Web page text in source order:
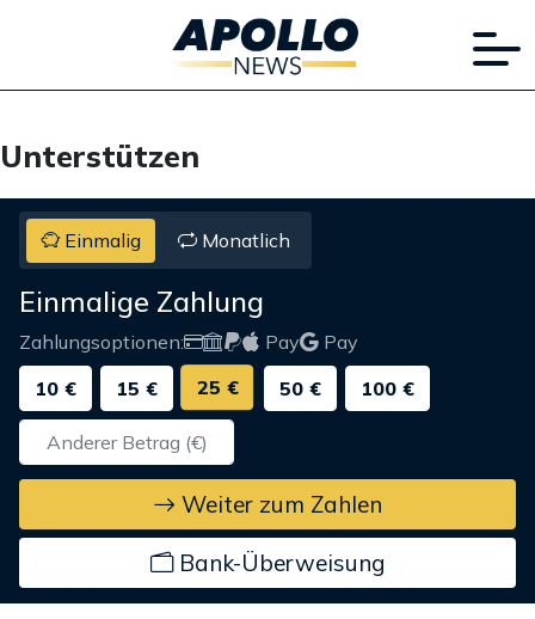
Unterstützen
Einmalig Monatlich
Einmalige Zahlung
Zahlungsoptionen: Pay
Pay
10 €
15 € 25 € 50 € 100 €
Weiter zum Zahlen
Bank-Überweisung